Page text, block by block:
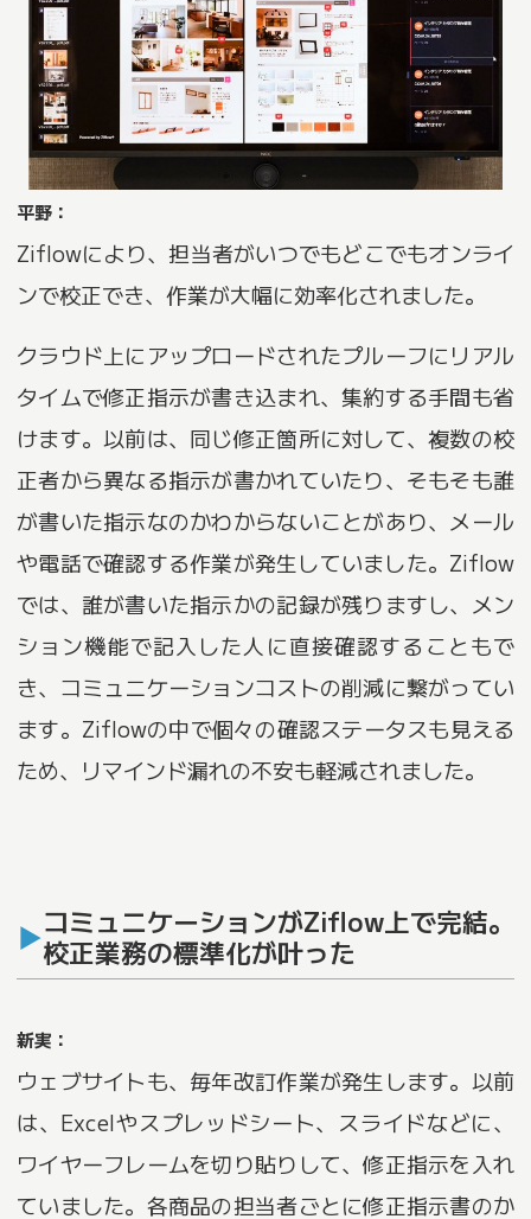
平野：
Ziflowにより、担当者がいつでもどこでもオンライ
ンで校正でき、作業が大幅に効率化されました。
クラウド上にアップロードされたプルーフにリアル
タイムで修正指示が書き込まれ、集約する手間も省
けます。以前は、同じ修正箇所に対して、複数の校
正者から異なる指示が書かれていたり、そもそも誰
が書いた指示なのかわからないことがあり、メール
や電話で確認する作業が発生していました。Ziflow
では、誰が書いた指示かの記録が残りますし、メン
ション機能で記入した人に直接確認することもで
き、コミュニケーションコストの削減に繋がってい
ます。Ziflowの中で個々の確認ステータスも見える
ため、リマインド漏れの不安も軽減されました。
コミュニケーションがZiflow上で完結。
校正業務の標準化が叶った
新実：
ウェブサイトも、毎年改訂作業が発生します。以前
は、Excelやスプレッドシート、スライドなどに、
ワイヤーフレームを切り貼りして、修正指示を入れ
ていました。各商品の担当者ごとに修正指示書のか